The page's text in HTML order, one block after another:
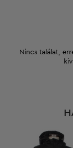
Nincs találat,